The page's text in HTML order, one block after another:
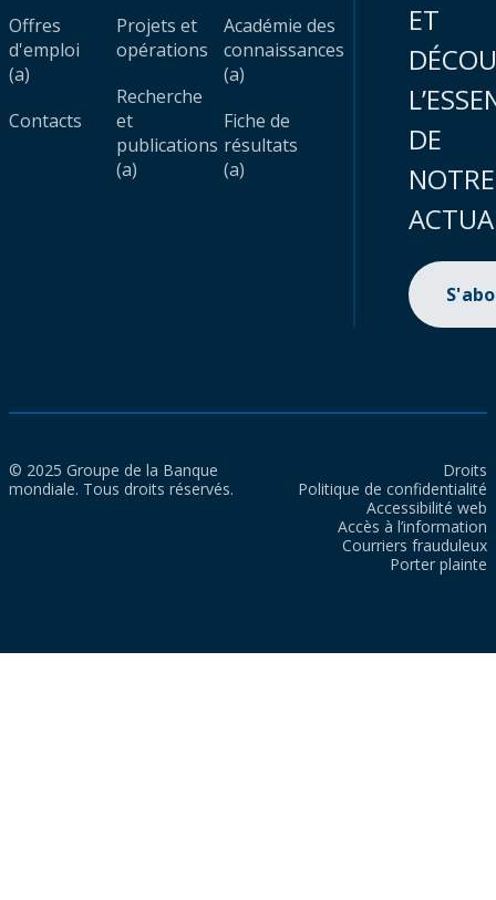
Offres
d'emploi
(a)
Contacts
Projets et
opérations
Recherche
et
publications
(a)
Académie des
connaissances
(a)
Fiche de
résultats
(a)
ET
DE
NOTRE
© 2025 Groupe de la Banque
mondiale. Tous droits réservés.
Droits
Politique de confidentialité
Accessibilité web
Accès à l’information
Courriers frauduleux
Porter plainte